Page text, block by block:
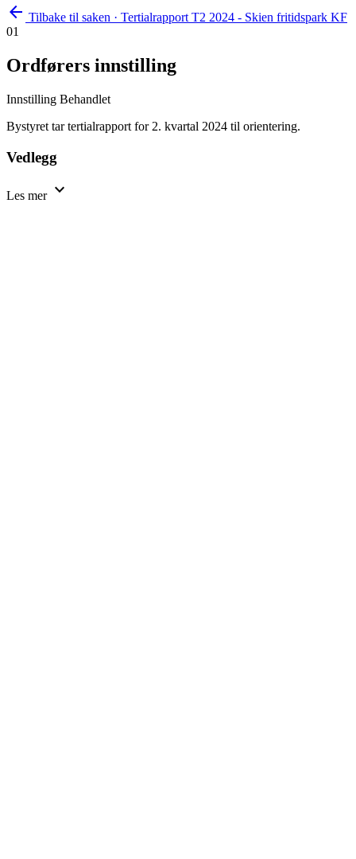
arrow_back Tilbake til saken · Tertialrapport T2 2024 - Skien fritidspark KF
01
Ordførers innstilling
Innstilling Behandlet
Bystyret tar tertialrapport for 2. kvartal 2024 til orientering.
Vedlegg
Les mer expand_more